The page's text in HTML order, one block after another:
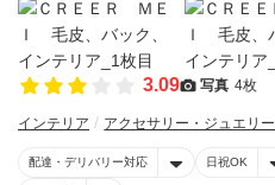
3.09 写真 4枚
インテリア アクセサリー・ジュエリー
配達・デリバリー対応 日祝OK